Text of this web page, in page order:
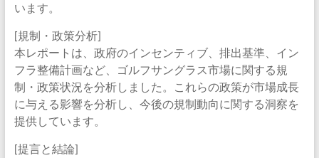
います。
[規制・政策分析]
本レポートは、政府のインセンティブ、排出基準、イン
フラ整備計画など、ゴルフサングラス市場に関する規
制・政策状況を分析しました。これらの政策が市場成長
に与える影響を分析し、今後の規制動向に関する洞察を
提供しています。
[提言と結論]